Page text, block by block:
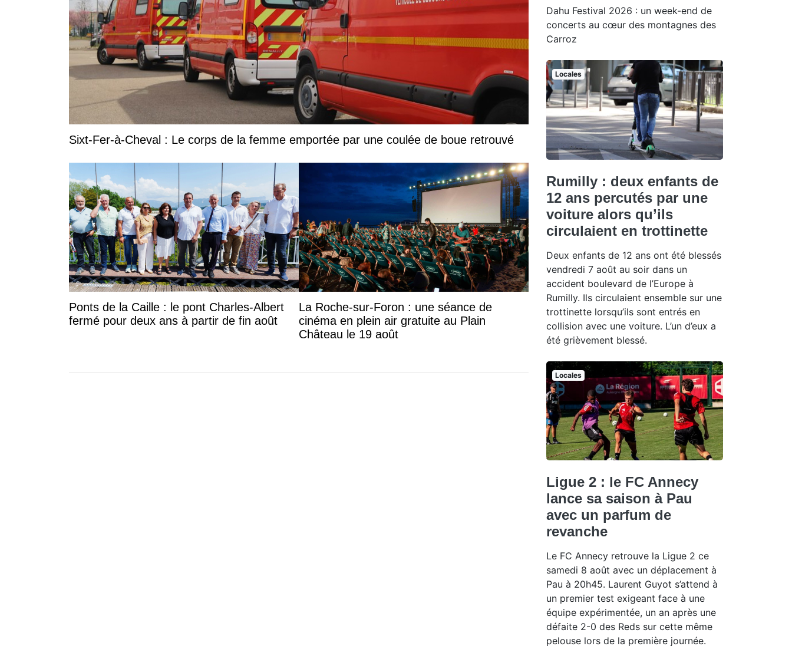
Sixt-Fer-à-Cheval : Le corps de la femme emportée par une coulée de boue retrouvé
Ponts de la Caille : le pont Charles-Albert
fermé pour deux ans à partir de fin août
La Roche-sur-Foron : une séance de
cinéma en plein air gratuite au Plain
Château le 19 août
Dahu Festival 2026 : un week-end de
concerts au cœur des montagnes des
Carroz
Locales
Rumilly : deux enfants de
12 ans percutés par une
voiture alors qu’ils
circulaient en trottinette
Deux enfants de 12 ans ont été blessés
vendredi 7 août au soir dans un
accident boulevard de l’Europe à
Rumilly. Ils circulaient ensemble sur une
trottinette lorsqu’ils sont entrés en
collision avec une voiture. L’un d’eux a
été grièvement blessé.
Locales
Ligue 2 : le FC Annecy
lance sa saison à Pau
avec un parfum de
revanche
Le FC Annecy retrouve la Ligue 2 ce
samedi 8 août avec un déplacement à
Pau à 20h45. Laurent Guyot s’attend à
un premier test exigeant face à une
équipe expérimentée, un an après une
défaite 2-0 des Reds sur cette même
pelouse lors de la première journée.